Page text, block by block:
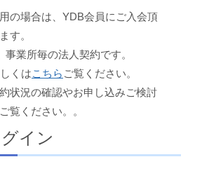
の場合は、YDB会員にご入会頂
す。
業所毎の法人契約です。
くはこちら ご覧ください。
状況の確認やお申し込みご検討
覧ください。。
イン